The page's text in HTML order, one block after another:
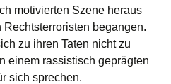
motivierten Szene heraus
begangen.
zu ihren Taten nicht zu
einem rassistisch geprägten
sich sprechen.